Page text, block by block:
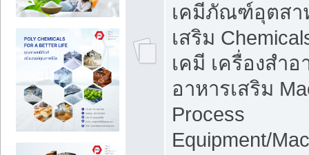
เคมีภัณฑ์อุตสา
เสริม
เคมี เครื่องสำ
อาหารเสริม
Process
Equipment/